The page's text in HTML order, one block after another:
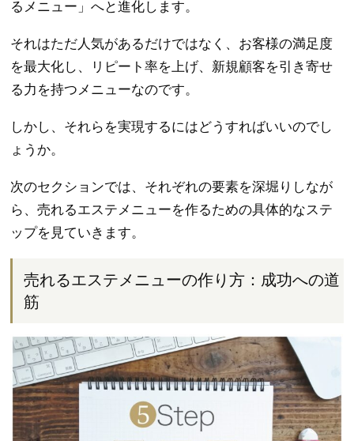
るメニュー」へと進化します。
それはただ人気があるだけではなく、お客様の満足度
を最大化し、リピート率を上げ、新規顧客を引き寄せ
る力を持つメニューなのです。
しかし、それらを実現するにはどうすればいいのでし
ょうか。
次のセクションでは、それぞれの要素を深堀りしなが
ら、売れるエステメニューを作るための具体的なステ
ップを見ていきます。
売れるエステメニューの作り方：成功への道
筋